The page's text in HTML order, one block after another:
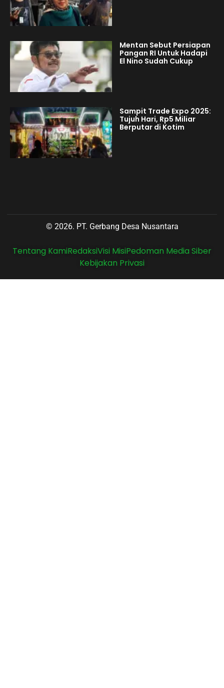
Mentan Sebut Persiapan
Pangan RI Untuk Hadapi
El Nino Sudah Cukup
Sampit Trade Expo 2025:
Tujuh Hari, Rp5 Miliar
Berputar di Kotim
© 2026. PT. Gerbang Desa Nusantara
Tentang KamiRedaksiVisi MisiPedoman Media Siber
Kebijakan Privasi